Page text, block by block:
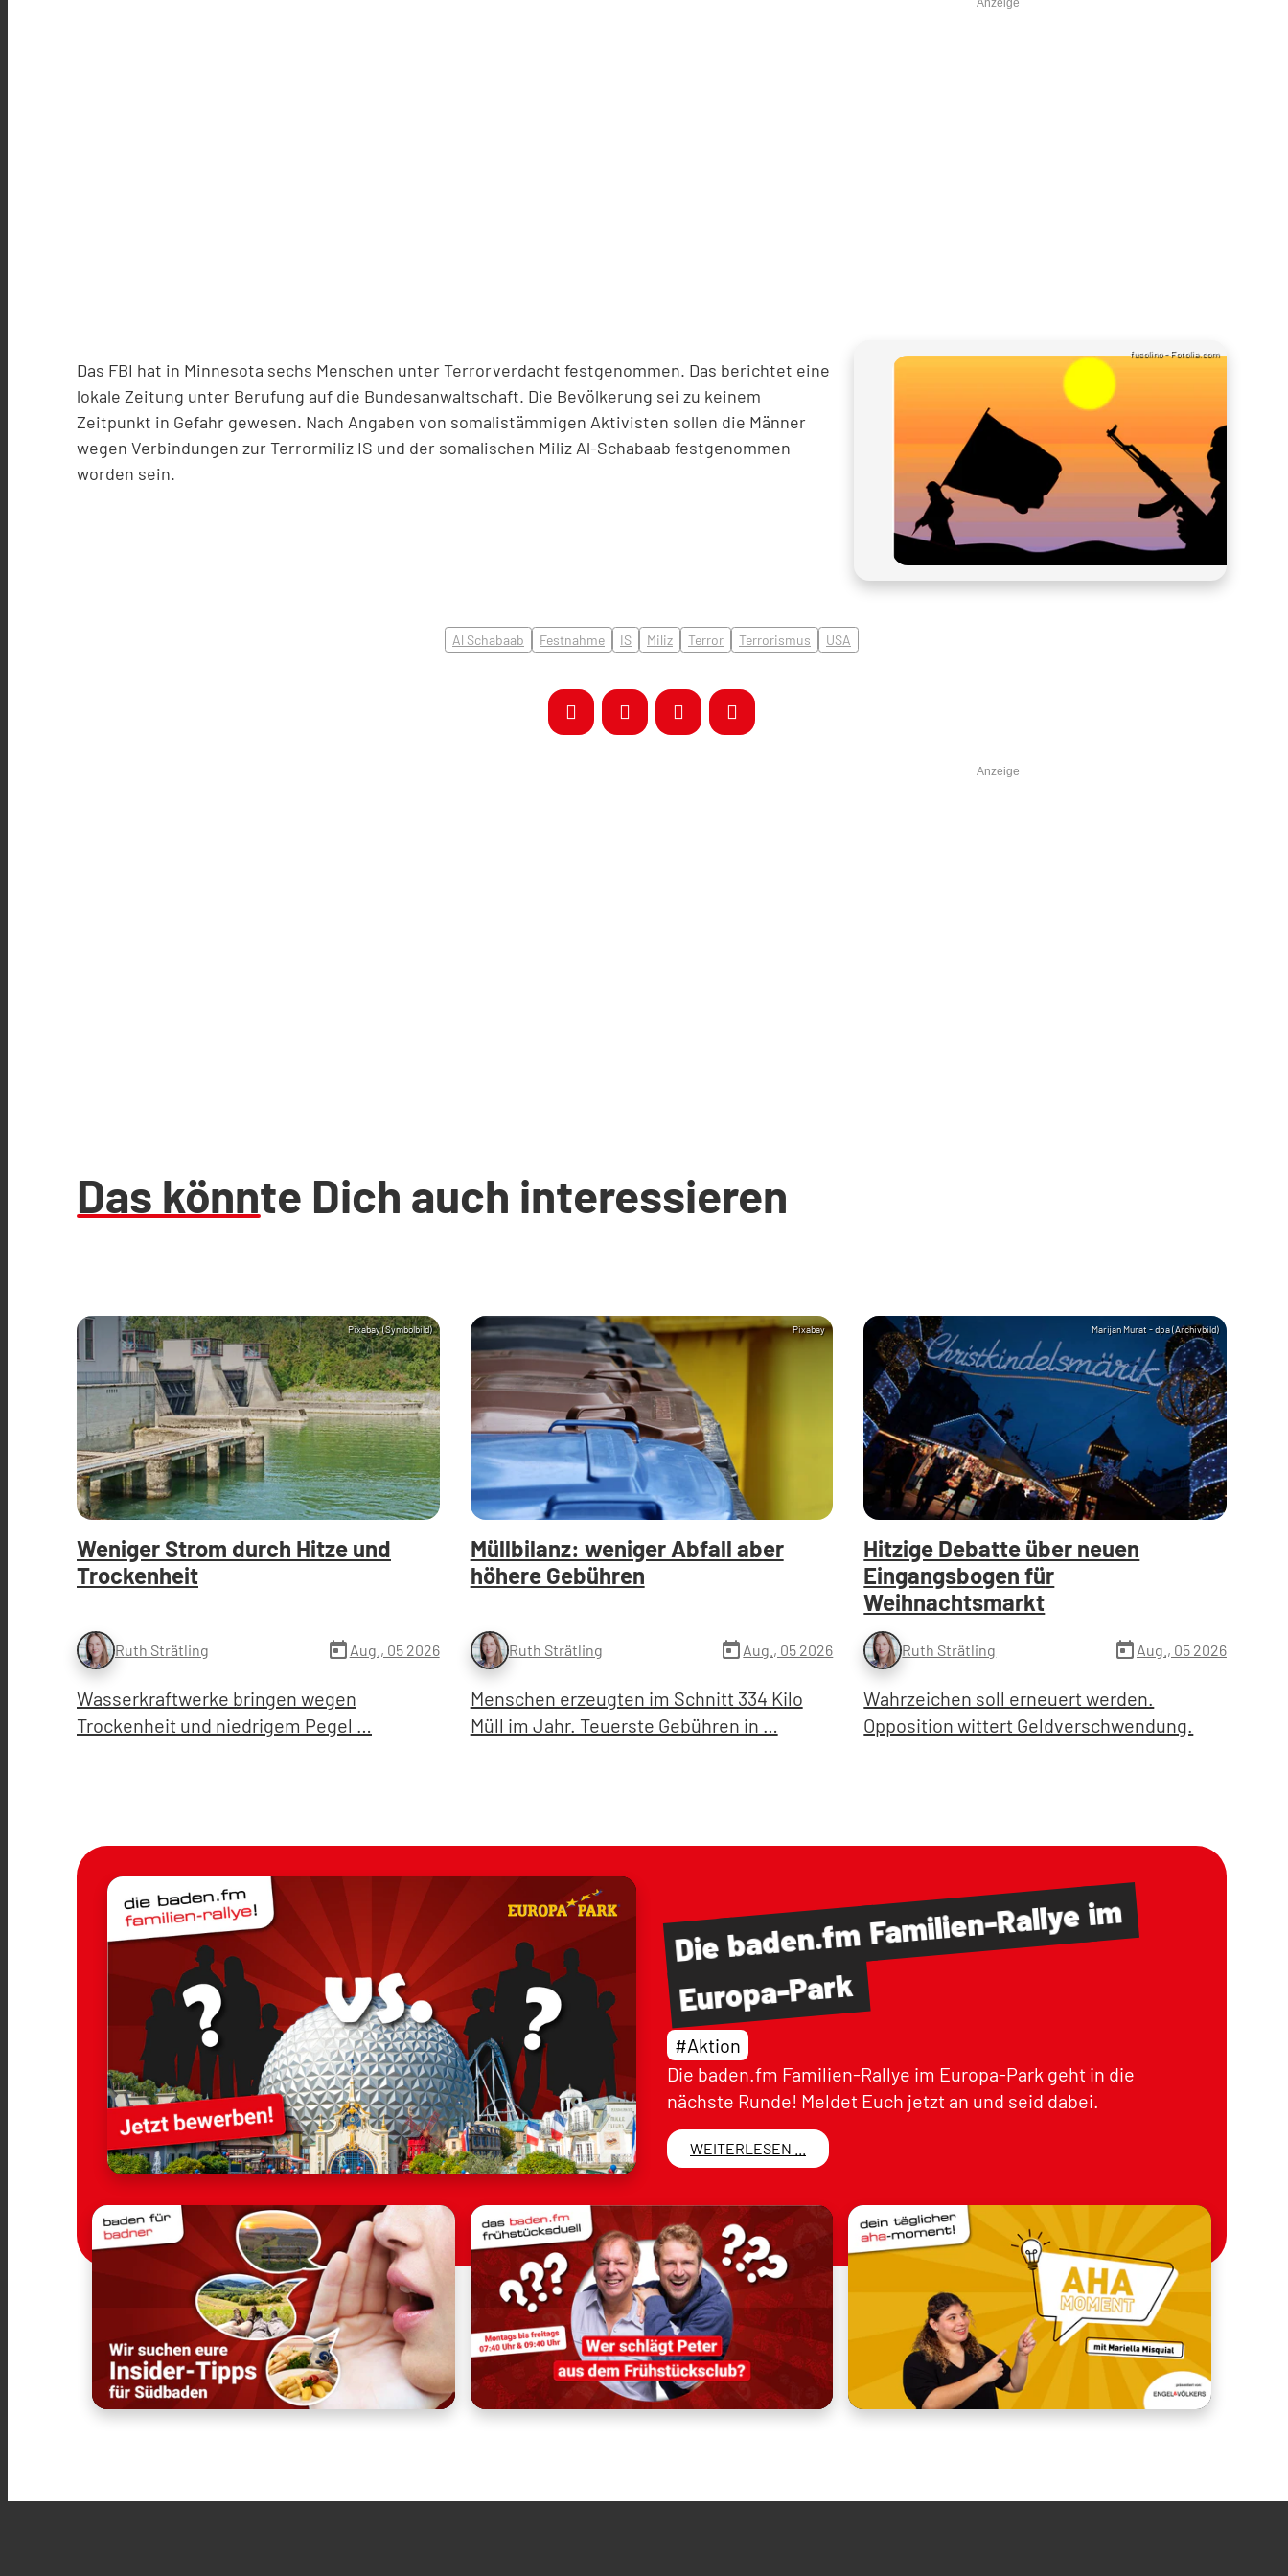
Anzeige
Das FBI hat in Minnesota sechs Menschen unter Terrorverdacht festgenommen. Das berichtet eine
lokale Zeitung unter Berufung auf die Bundesanwaltschaft. Die Bevölkerung sei zu keinem
Zeitpunkt in Gefahr gewesen. Nach Angaben von somalistämmigen Aktivisten sollen die Männer
wegen Verbindungen zur Terrormiliz IS und der somalischen Miliz Al-Schabaab festgenommen
worden sein.
fusolino - Fotolia.com
Al Schabaab Festnahme IS Miliz Terror Terrorismus USA
Anzeige
Das könnte Dich auch interessieren
Pixabay (Symbolbild)
Weniger Strom durch Hitze und
Trockenheit
Ruth Strätling today Aug., 05 2026
Wasserkraftwerke bringen wegen
Trockenheit und niedrigem Pegel …
Pixabay
Müllbilanz: weniger Abfall aber
höhere Gebühren
Ruth Strätling todayAug., 05 2026
Menschen erzeugten im Schnitt 334 Kilo
Müll im Jahr. Teuerste Gebühren in …
Marijan Murat - dpa (Archivbild)
Hitzige Debatte über neuen
Eingangsbogen für
Weihnachtsmarkt
Ruth Strätling today Aug., 05 2026
Wahrzeichen soll erneuert werden.
Opposition wittert Geldverschwendung.
Die baden.fmFamilien-Rallyeim
Europa-Park
#Aktion
Die baden.fm Familien-Rallye im Europa-Park geht in die
nächste Runde! Meldet Euch jetzt an und seid dabei.
WEITERLESEN ...